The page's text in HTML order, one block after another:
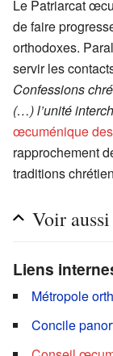
Le Patriarcat
de faire
orthodoxes.
servir les
Confessions
(…) l’unité
œcuménique
rapprochement
traditions
Voir aussi
Liens
Métropole
Concile